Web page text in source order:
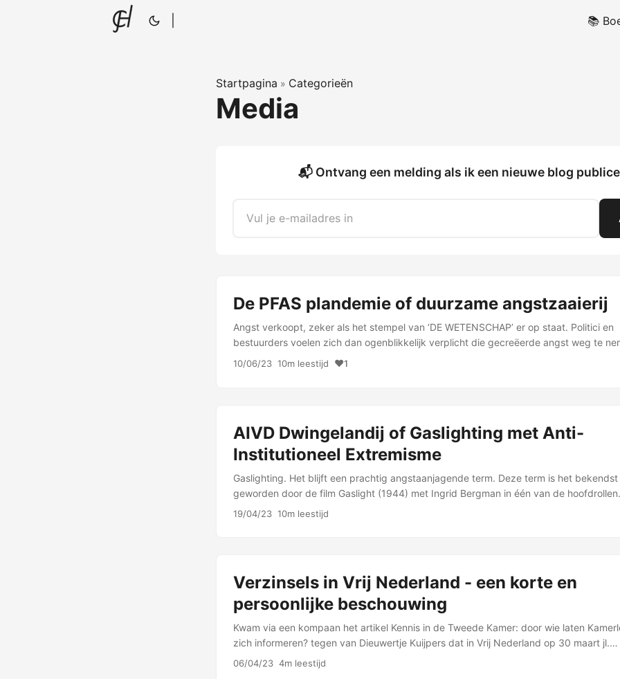
📚
Startpagina » Categorieën
Media
📬 Ontvang een melding als ik een nieuwe blog
De PFAS plandemie of duurzame angstzaaierij
Angst verkoopt, zeker als het stempel van ‘DE WETENSCHAP’ er op staat. Politici en
bestuurders voelen zich dan ogenblikkelijk verplicht die gecreëerde angst weg te
de samenleving. Met wat? …
10/06/23 10m leestijd ❤️1
AIVD Dwingelandij of Gaslighting met Anti-
Institutioneel Extremisme
Gaslighting. Het blijft een prachtig angstaanjagende term. Deze term is het bekendst
geworden door de film Gaslight (1944) met Ingrid Bergman in één van de hoofdrollen.
Gaslighting is een vorm van …
19/04/23 10m leestijd
Verzinsels in Vrij Nederland - een korte en
persoonlijke beschouwing
Kwam via een kompaan het artikel Kennis in de Tweede Kamer: door wie laten
zich informeren? tegen van Dieuwertje Kuijpers dat in Vrij Nederland op 30 maart jl.
verscheen. Toch wel een …
06/04/23 4m leestijd